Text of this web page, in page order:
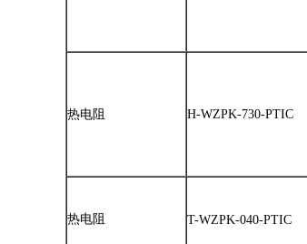
热电阻 H-WZPK-730-PTIC
热电阻 T-WZPK-040-PTIC